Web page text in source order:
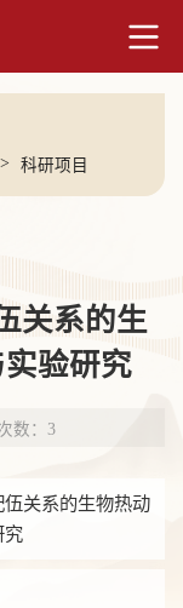
科研项目
关系的生
验研究
数：3
关系的生物热动
究